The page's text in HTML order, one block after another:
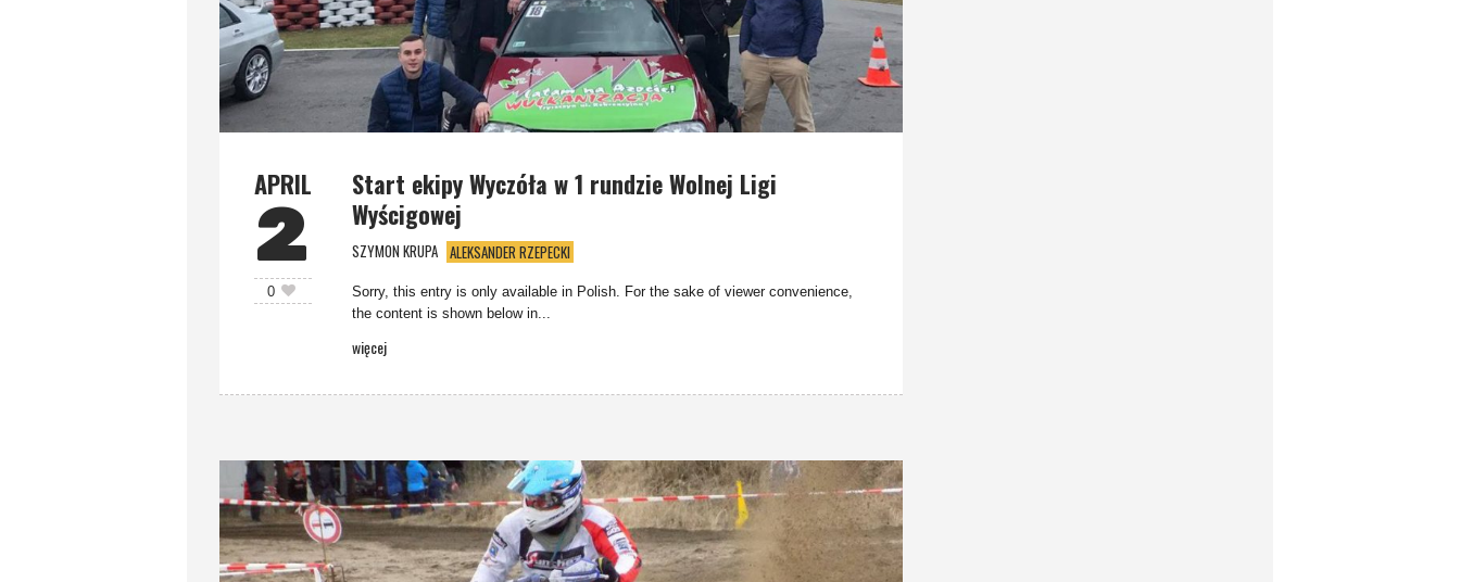
APRIL
2
0
Start ekipy Wyczóła w 1 rundzie Wolnej Ligi
Wyścigowej
SZYMON KRUPA ALEKSANDER RZEPECKI
Sorry, this entry is only available in Polish. For the sake of viewer convenience,
the content is shown below in...
więcej